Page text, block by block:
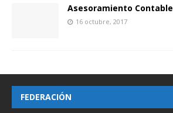
Asesoramiento Contable
16 octubre, 2017
FEDERACIÓN